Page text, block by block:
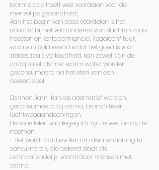
Marmelade heeft veel voordelen voor de
menselijke gezondheid;
Aan het begin van deze voordelen is het
effectief bij het verminderen van klachten zoals
hoesten en kortademigheid. Kegelconfituur,
waarvan ook bekend is dat het goed is voor
ziektes zoals verkoudheid, kan zowel aan de
ontbijttafel als met warm water worden
geconsumeerd na het eten van een
dessertlepel.
Dennen Jam kan als alternatief worden
geconsumeerd bij astma, bronchitis en
luchtwegaandoeningen.
De voordelen van kegeljam zijn te veel om op te
noemen.
- Het wordt aanbevolen om dennenhoning te
consumeren, die bekend staat als
astmavriendelijk, vooral door mensen met
astma.